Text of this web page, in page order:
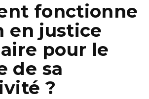
fonctionne
en justice
pour le
de sa
?